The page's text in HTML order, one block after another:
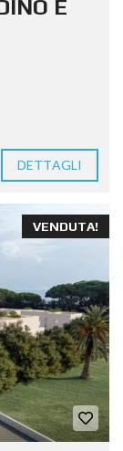
E
DETTAGLI
VENDUTA!